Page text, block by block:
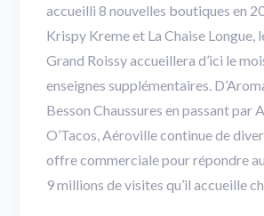
accueilli 8 nouvelles boutiques en
Krispy Kreme et La Chaise Longue,
Grand Roissy accueillera d’ici le
enseignes supplémentaires.
Besson Chaussures en passant par
O’Tacos, Aéroville continue de
offre commerciale pour répondre
9 millions de visites qu’il accueille